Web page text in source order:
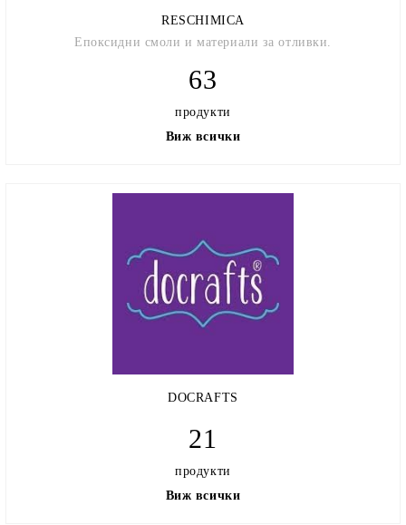
RESCHIMICA
Епоксидни смоли и материали за отливки.
63
продукти
Виж всички
DOCRAFTS
21
продукти
Виж всички